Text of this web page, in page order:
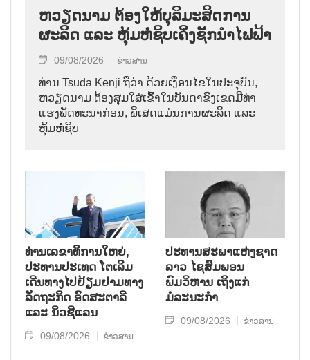
ຫວຽດນາມ ຕ້ອງໃຫ້ບຸລິມະສິດການ
ຜະລິດ ແລະ ຫຸ້ມຫໍ່ຊິບເຄິ່ງຊັກນຳໄຟຟ້າ
09/08/2026 ຂ່າວສານ
ທ່ານ Tsuda Kenji ຖືວ່າ ດ້ວຍເງື່ອນໄຂໃນປະຈຸບັນ,
ຫວຽດນາມ ຕ້ອງສຸມໃສ່ເຂົ້າໃນບັນດາຂົງເຂດມີທ່າ
ແຮງພັດທະນາກ່ອນ, ພິເສດແມ່ນການຜະລິດ ແລະ
ຫຸ້ມຫໍ່ຊິບ
ທ່ານເລຂາທິການໃຫຍ່,
ປະທານປະເທດ ໂຕເລິມ
ເດີນທາງໄປຢ້ຽມຢາມທາງ
ລັດຖະກິດ ອົດສະຕາລີ
ແລະ ນິວຊີແລນ
09/08/2026 ຂ່າວສານ
ປະທານສະພາແຫ່ງຊາດ
ລາວ ໄຊສົມພອນ
ພົມວິຫານ ເຖິງແກ່
ມໍລະນະກຳ
09/08/2026 ຂ່າວສານ